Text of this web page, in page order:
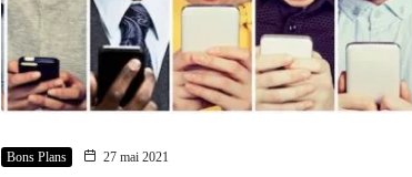
Bons Plans 27 mai 2021